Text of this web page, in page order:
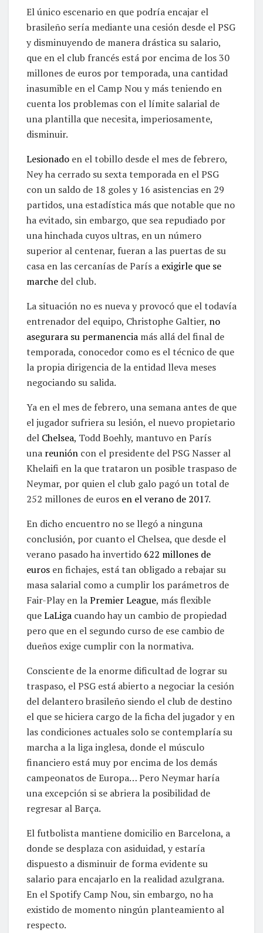
El único escenario en que podría encajar el
brasileño sería mediante una cesión desde el PSG
y disminuyendo de manera drástica su salario,
que en el club francés está por encima de los 30
millones de euros por temporada, una cantidad
inasumible en el Camp Nou y más teniendo en
cuenta los problemas con el límite salarial de
una plantilla que necesita, imperiosamente,
disminuir.
Lesionado en el tobillo desde el mes de febrero,
Ney ha cerrado su sexta temporada en el PSG
con un saldo de 18 goles y 16 asistencias en 29
partidos, una estadística más que notable que no
ha evitado, sin embargo, que sea repudiado por
una hinchada cuyos ultras, en un número
superior al centenar, fueran a las puertas de su
casa en las cercanías de París a exigirle que se
marche del club.
La situación no es nueva y provocó que el todavía
entrenador del equipo, Christophe Galtier, no
asegurara su permanencia más allá del final de
temporada, conocedor como es el técnico de que
la propia dirigencia de la entidad lleva meses
negociando su salida.
Ya en el mes de febrero, una semana antes de que
el jugador sufriera su lesión, el nuevo propietario
del Chelsea, Todd Boehly, mantuvo en París
una reunión con el presidente del PSG Nasser al
Khelaifi en la que trataron un posible traspaso de
Neymar, por quien el club galo pagó un total de
252 millones de euros en el verano de 2017.
En dicho encuentro no se llegó a ninguna
conclusión, por cuanto el Chelsea, que desde el
verano pasado ha invertido 622 millones de
euros en fichajes, está tan obligado a rebajar su
masa salarial como a cumplir los parámetros de
Fair-Play en laPremier League, más flexible
queLaLiga cuando hay un cambio de propiedad
pero que en el segundo curso de ese cambio de
dueños exige cumplir con la normativa.
Consciente de la enorme dificultad de lograr su
traspaso, el PSG está abierto a negociar la cesión
del delantero brasileño siendo el club de destino
el que se hiciera cargo de la ficha del jugador y en
las condiciones actuales solo se contemplaría su
marcha a la liga inglesa, donde el músculo
financiero está muy por encima de los demás
campeonatos de Europa… Pero Neymar haría
una excepción si se abriera la posibilidad de
regresar al Barça.
El futbolista mantiene domicilio en Barcelona, a
donde se desplaza con asiduidad, y estaría
dispuesto a disminuir de forma evidente su
salario para encajarlo en la realidad azulgrana.
En el Spotify Camp Nou, sin embargo, no ha
existido de momento ningún planteamiento al
respecto.